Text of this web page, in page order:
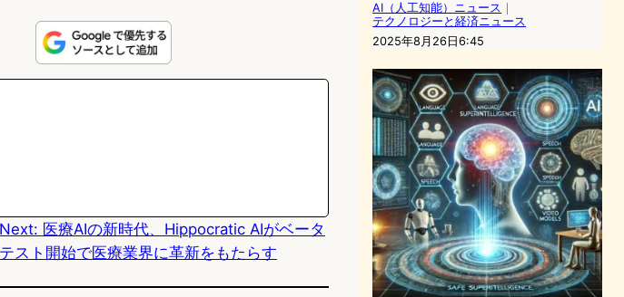
Next: 医療AIの新時代、Hippocratic AIがベータ
テスト開始で医療業界に革新をもたらす
AI（人工知能）ニュース ｜
テクノロジーと経済ニュース
2025年8月26日6:45